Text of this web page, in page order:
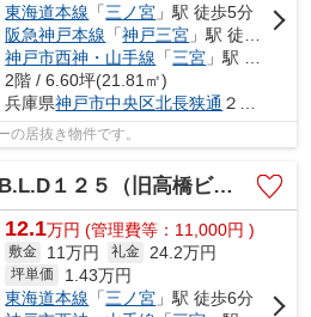
東海道本線 「三ノ宮 」駅 徒歩5分
阪急神戸本線 「神戸三宮 」駅 徒歩2分
神戸市西神・山手線 「三宮 」駅 徒歩2分
2階 / 6.60坪(21.81㎡)
兵庫県神戸市中央区北長狭通 ２丁目
の居抜き物件です。
１２５（旧高橋ビル）
12.1万円 (管理費等：11,000円 )
敷金 11万円 礼金 24.2万円
坪単価 1.43万円
東海道本線 「三ノ宮 」駅 徒歩6分